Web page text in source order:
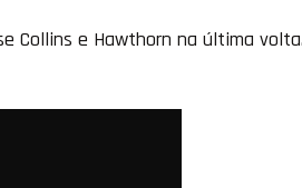
Collins e Hawthorn na última